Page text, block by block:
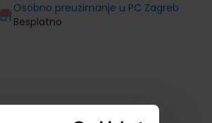
Osobno preuzimanje u PC Zagreb
Besplatno